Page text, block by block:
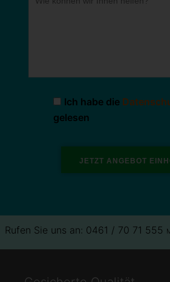
Ich habe die
gelesen
Rufen Sie uns an: 0461 / 70 71 555